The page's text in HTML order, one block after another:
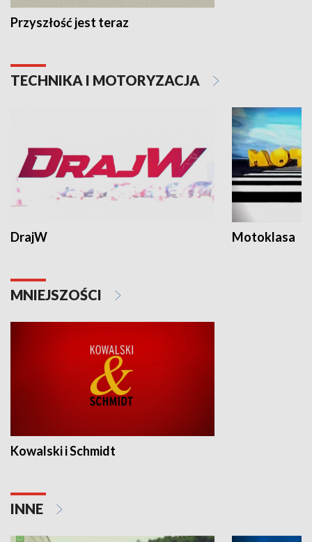
Przyszłość jest teraz
TECHNIKA I MOTORYZACJA
DrajW Motoklasa
MNIEJSZOŚCI
Kowalski i Schmidt
INNE